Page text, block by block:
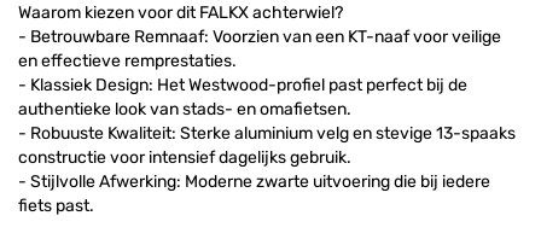
Waarom kiezen voor dit FALKX achterwiel?
- Betrouwbare Remnaaf: Voorzien van een KT-naaf voor veilige
en effectieve remprestaties.
- Klassiek Design: Het Westwood-profiel past perfect bij de
authentieke look van stads- en omafietsen.
- Robuuste Kwaliteit: Sterke aluminium velg en stevige 13-spaaks
constructie voor intensief dagelijks gebruik.
- Stijlvolle Afwerking: Moderne zwarte uitvoering die bij iedere
fiets past.